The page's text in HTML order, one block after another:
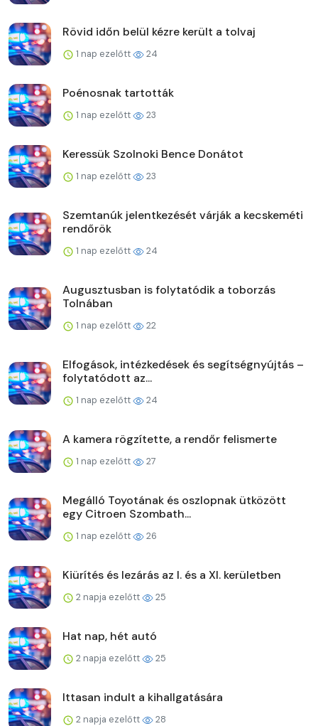
Rövid időn belül kézre került a tolvaj
1 nap ezelőtt 24
Poénosnak tartották
1 nap ezelőtt 23
Keressük Szolnoki Bence Donátot
1 nap ezelőtt 23
Szemtanúk jelentkezését várják a kecskeméti
rendőrök
1 nap ezelőtt 24
Augusztusban is folytatódik a toborzás
Tolnában
1 nap ezelőtt 22
Elfogások, intézkedések és segítségnyújtás –
folytatódott az...
1 nap ezelőtt 24
A kamera rögzítette, a rendőr felismerte
1 nap ezelőtt 27
Megálló Toyotának és oszlopnak ütközött
egy Citroen Szombath...
1 nap ezelőtt 26
Kiürítés és lezárás az I. és a XI. kerületben
2 napja ezelőtt 25
Hat nap, hét autó
2 napja ezelőtt 25
Ittasan indult a kihallgatására
2 napja ezelőtt 28